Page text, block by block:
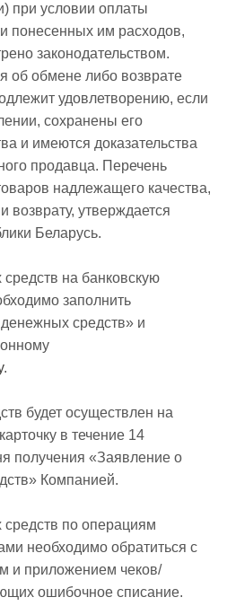
при условии оплаты
понесенных им расходов,
законодательством.
об обмене либо возврате
удовлетворению, если
сохранены его
и имеются доказательства
продавца. Перечень
надлежащего качества,
утверждается
Беларусь.
на банковскую
заполнить
средств» и
.
будет осуществлен на
в течение 14
получения «Заявление о
Компанией.
по операциям
необходимо обратиться с
и приложением чеков/
ошибочное списание.